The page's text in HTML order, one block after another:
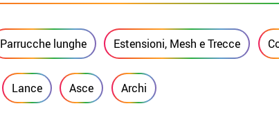
Parrucche lunghe Estensioni, Mesh e Trecce
Lance Asce Archi